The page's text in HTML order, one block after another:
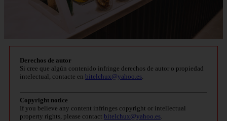
Derechos de autor
Si cree que algún contenido infringe derechos de autor o propiedad
intelectual, contacte en bitelchux@yahoo.es.
Copyright notice
If you believe any content infringes copyright or intellectual
property rights, please contact bitelchux@yahoo.es.